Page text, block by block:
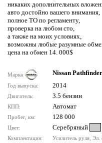
никаких дополнительных
авто достойно вашего внимания,
полное ТО по регламенту,
проверка на любом сто,
а также на моих условиях,
возможны любые разумные
цена на обмен 14. 000$
Марка Nissan Pathfinder
Год выпуска: 2014
Двигатель: 3.5 бензин
КПП: Автомат
Пробег, км: 128 000
Цвет: Серебряный
Комплектация:
Усилитель руля,